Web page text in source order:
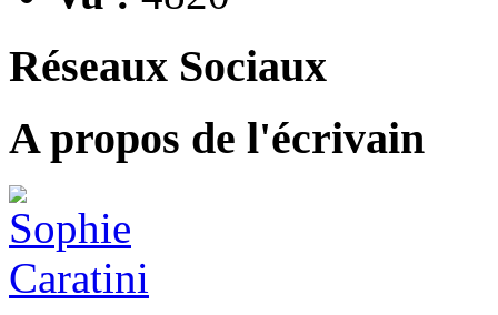
Réseaux Sociaux
A propos de l'écrivain